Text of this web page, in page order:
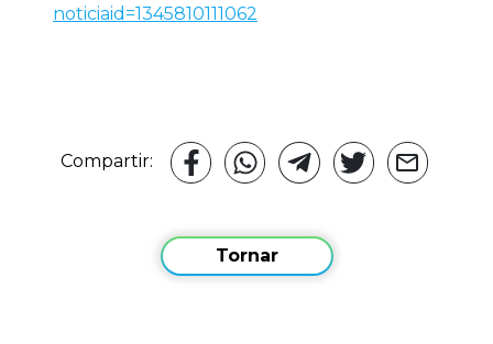
noticiaid=1345810111062
Compartir:
Tornar